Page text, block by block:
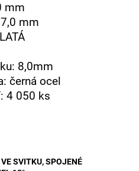
mm
mm
8,0mm
černá ocel
4 050 ks
SVITKU, SPOJENÉ